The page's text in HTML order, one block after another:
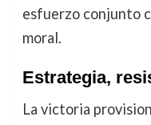
esfuerzo conjunto
moral.
Estrategia,
La victoria